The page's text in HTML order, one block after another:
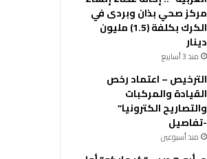
مركز صحي بذان وبردى في
الكرك بكلفة (1.5) مليون
دينار
منذ 3 أسابيع
الترخيص – اعتماد رخص
القيادة والمركبات
والتصاريح الكترونيا”
-تفاصيل
منذ أسبوعين